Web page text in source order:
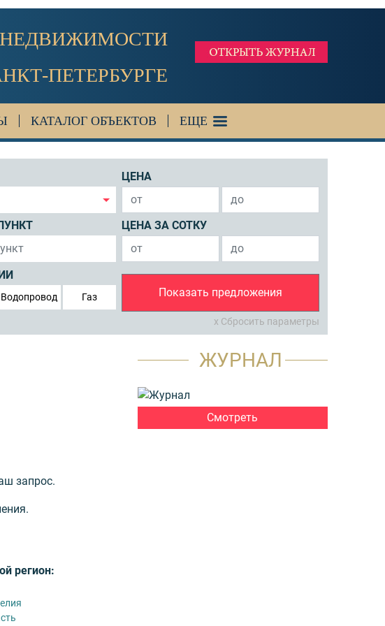
НЕДВИЖИМОСТИ
ПЕТЕРБУРГЕ
КАТАЛОГ ОБЪЕКТОВ ЕЩЕ
ЦЕНА
ЦЕНА ЗА СОТКУ
Водопровод Газ Показать предложения
x Сбросить параметры
запрос.
регион:
ЖУРНАЛ
Смотреть